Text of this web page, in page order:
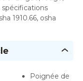
spécifications
1910.66, osha
Poignée de